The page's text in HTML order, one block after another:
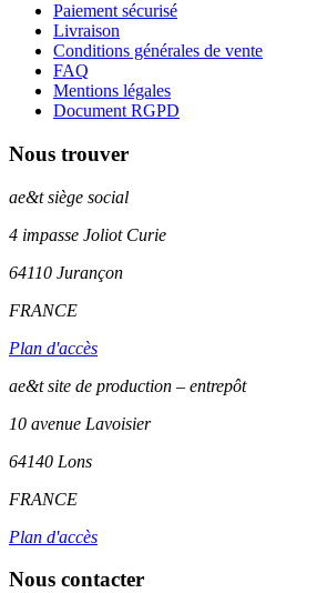
Paiement sécurisé
Livraison
Conditions générales de vente
FAQ
Mentions légales
Document RGPD
Nous trouver
ae&tsiège social
4 impasse Joliot Curie
64110 Jurançon
FRANCE
Plan d'accès
ae&t site de production – entrepôt
10 avenue Lavoisier
64140 Lons
FRANCE
Plan d'accès
Nous contacter